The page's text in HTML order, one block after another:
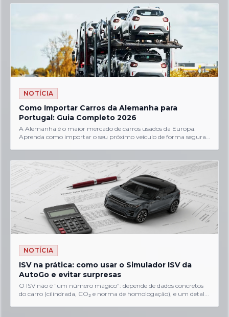
NOTÍCIA
Como Importar Carros da Alemanha para
Portugal: Guia Completo 2026
A Alemanha é o maior mercado de carros usados da Europa.
Aprenda como importar o seu próximo veículo de forma segura,
NOTÍCIA
ISV na prática: como usar o Simulador ISV da
AutoGo e evitar surpresas
O ISV não é "um número mágico": depende de dados concretos
do carro (cilindrada, CO₂ e norma de homologação), e um detal...